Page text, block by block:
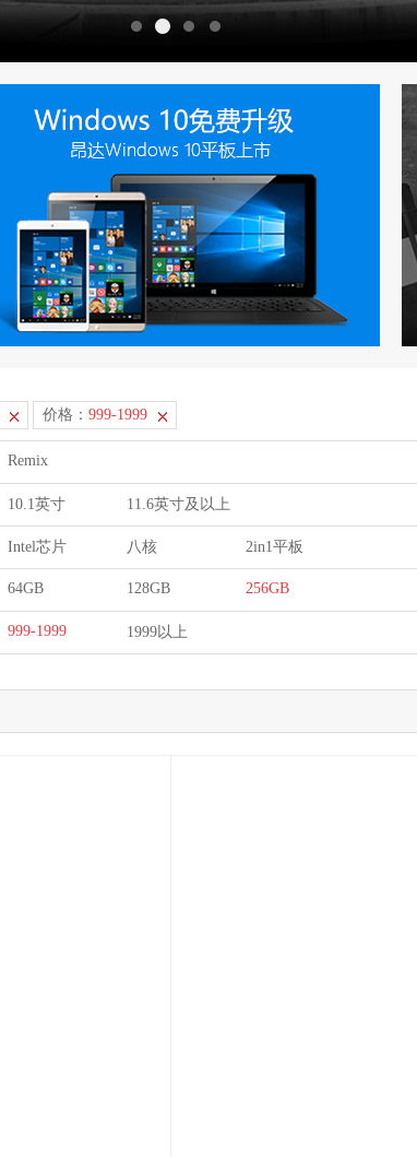
价格： 999-1999
Remix
10.1英寸 11.6英寸及以上
Intel芯片 八核 2in1平板
64GB 128GB 256GB
999-1999 1999以上